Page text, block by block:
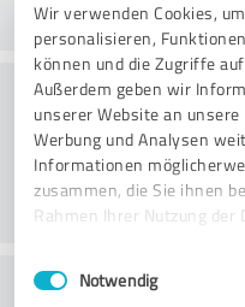
Wir verwenden Cookies,
personalisieren,
können und die Zugriffe
Außerdem geben wir
unserer Website an
Werbung und Analysen
Informationen
zusammen, die Sie ihnen
Rahmen Ihrer Nutzung der
Impressum
Einwilligungsauswahl
Notwendig